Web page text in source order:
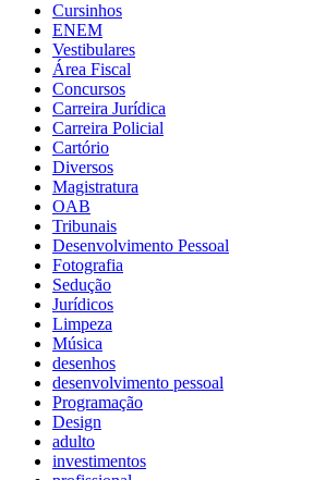
Cursinhos
ENEM
Vestibulares
Área Fiscal
Concursos
Carreira Jurídica
Carreira Policial
Cartório
Diversos
Magistratura
OAB
Tribunais
Desenvolvimento Pessoal
Fotografia
Sedução
Jurídicos
Limpeza
Música
desenhos
desenvolvimento pessoal
Programação
Design
adulto
investimentos